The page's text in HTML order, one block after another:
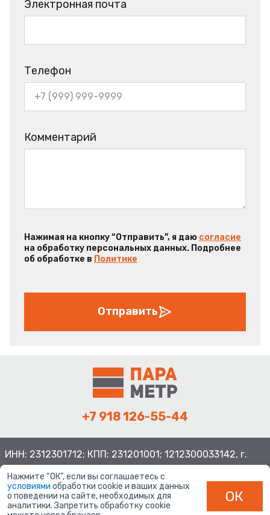
Электронная почта
Телефон
Комментарий
Нажимая на кнопку “Отправить”, я даю согласие
на обработку персональных данных. Подробнее
об обработке в Политике
Отправить
+7 918 126-55-44
ИНН: 2312301712; КПП: 231201001; 1212300033142, г.
Краснодар ул. Просторная, 21, индекс 350080
Нажмите “ОК”, если вы соглашаетесь с
условиями обработки cookie и ваших данных
о поведении на сайте, необходимых для
аналитики. Запретить обработку cookie
ОК